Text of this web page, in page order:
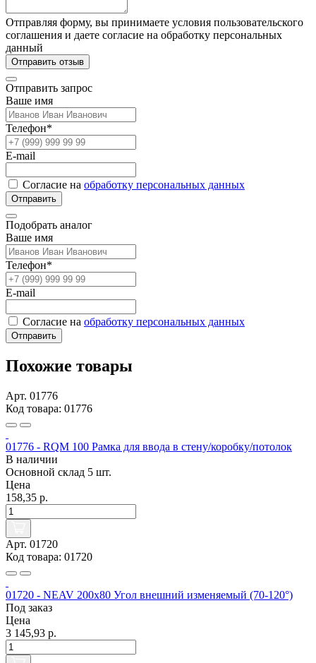
Отправляя форму, вы принимаете условия пользовательского
соглашения и даете согласие на обработку персональных
данный
Отправить отзыв
Отправить запрос
Ваше имя
Телефон*
E-mail
Согласие на обработку персональных данных
Отправить
Подобрать аналог
Ваше имя
Телефон*
E-mail
Согласие на обработку персональных данных
Отправить
Похожие товары
Арт. 01776
Код товара: 01776
01776 - RQM 100 Рамка для ввода в стену/коробку/потолок
В наличии
Основной склад 5 шт.
Цена
158,35 р.
Арт. 01720
Код товара: 01720
01720 - NEAV 200x80 Угол внешний изменяемый (70-120°)
Под заказ
Цена
3 145,93 р.